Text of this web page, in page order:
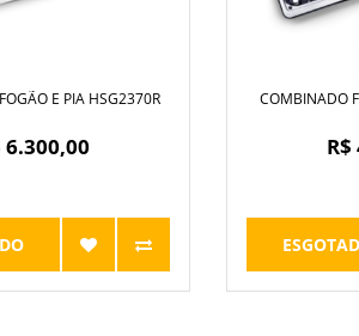
E PIA HSG2370R
6.300,00
COMBINADO
R$